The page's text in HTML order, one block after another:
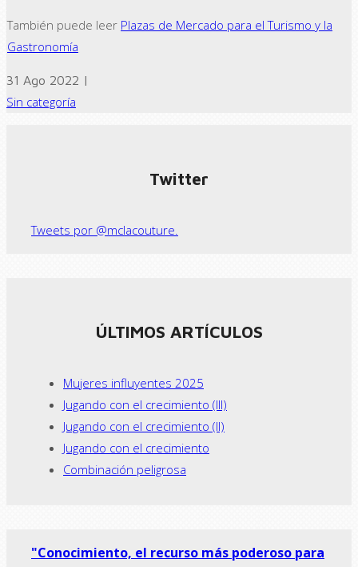
También puede leer Plazas de Mercado para el Turismo y la
Gastronomía
31 Ago 2022 |
Sin categoría
Twitter
Tweets por @mclacouture.
ÚLTIMOS ARTÍCULOS
Mujeres influyentes 2025
Jugando con el crecimiento (III)
Jugando con el crecimiento (II)
Jugando con el crecimiento
Combinación peligrosa
"Conocimiento, el recurso más poderoso para